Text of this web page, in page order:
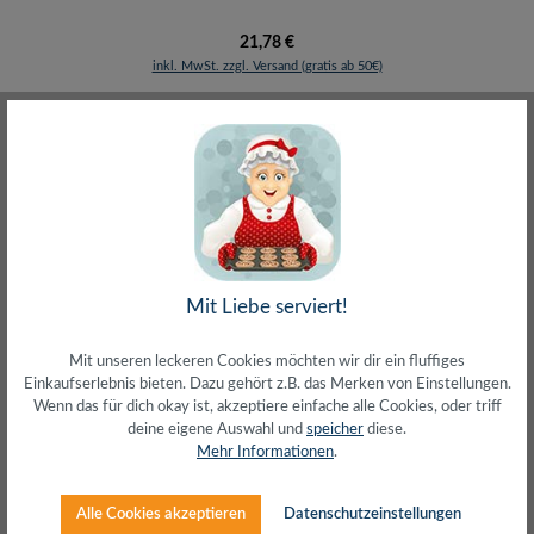
Regulärer Preis:
21,78 €
inkl. MwSt. zzgl. Versand (gratis ab 50€)
Festplatten Schutz-Box für 2x 2,5" HDDs
Mit Liebe serviert!
Mit unseren leckeren Cookies möchten wir dir ein fluffiges
Einkaufserlebnis bieten. Dazu gehört z.B. das Merken von Einstellungen.
Wenn das für dich okay ist, akzeptiere einfache alle Cookies, oder triff
deine eigene Auswahl und speicher diese.
Mehr Informationen.
Alle Cookies akzeptieren Datenschutzeinstellungen